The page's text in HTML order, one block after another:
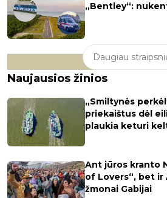
„Bentley“:
Daugiau
Naujausios žinios
„Smiltynės
priekaištus dėl
plaukia keturi
Ant jūros kranto
of Lovers“, bet ir
žmonai Gabijai